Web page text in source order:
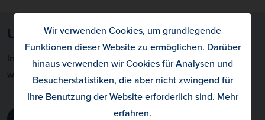
Unsere FAQ helfen gerne weiter
In unseren FAQ / Frequently Asked Questions
beantworten
wir die häufigsten Fragen unserer Kund:innen.
Wir verwenden Cookies, um grundlegende
Funktionen dieser Website zu ermöglichen. Darüber
hinaus verwenden wir Cookies für Analysen und
Besucherstatistiken, die aber nicht zwingend für
Ihre Benutzung der Website erforderlich sind. Mehr
erfahren.